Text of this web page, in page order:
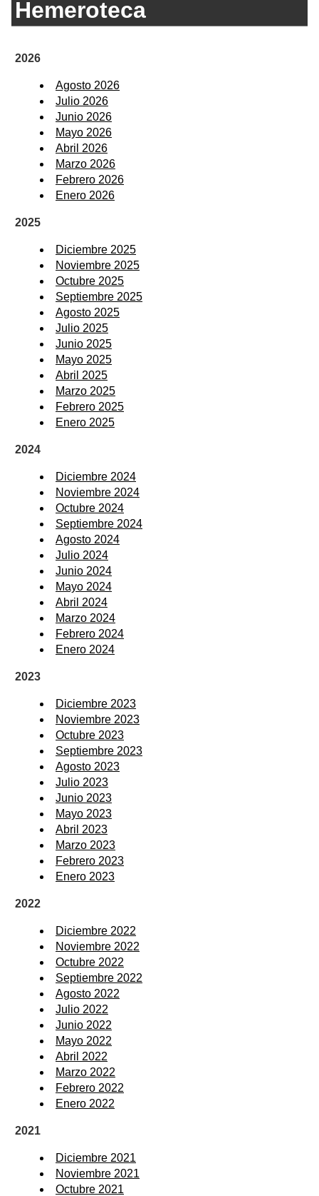
Hemeroteca
2026
Agosto 2026
Julio 2026
Junio 2026
Mayo 2026
Abril 2026
Marzo 2026
Febrero 2026
Enero 2026
2025
Diciembre 2025
Noviembre 2025
Octubre 2025
Septiembre 2025
Agosto 2025
Julio 2025
Junio 2025
Mayo 2025
Abril 2025
Marzo 2025
Febrero 2025
Enero 2025
2024
Diciembre 2024
Noviembre 2024
Octubre 2024
Septiembre 2024
Agosto 2024
Julio 2024
Junio 2024
Mayo 2024
Abril 2024
Marzo 2024
Febrero 2024
Enero 2024
2023
Diciembre 2023
Noviembre 2023
Octubre 2023
Septiembre 2023
Agosto 2023
Julio 2023
Junio 2023
Mayo 2023
Abril 2023
Marzo 2023
Febrero 2023
Enero 2023
2022
Diciembre 2022
Noviembre 2022
Octubre 2022
Septiembre 2022
Agosto 2022
Julio 2022
Junio 2022
Mayo 2022
Abril 2022
Marzo 2022
Febrero 2022
Enero 2022
2021
Diciembre 2021
Noviembre 2021
Octubre 2021